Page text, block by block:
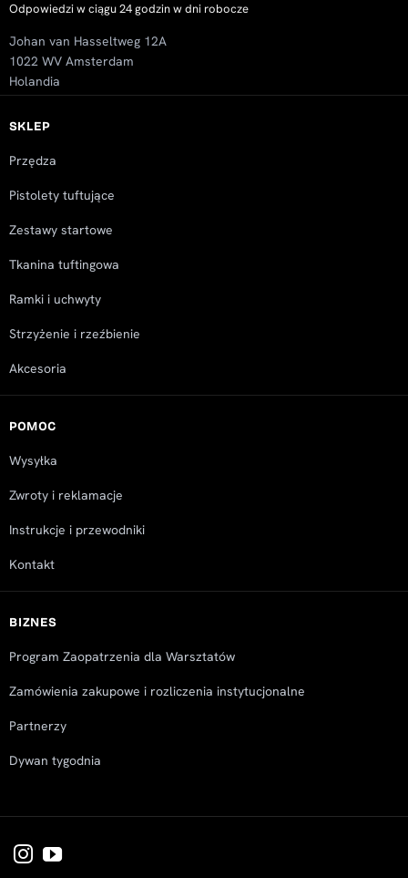
SKLEP
Przędza
Pistolety tuftujące
Zestawy startowe
Tkanina tuftingowa
Ramki i uchwyty
Strzyżenie i rzeźbienie
Akcesoria
POMOC
Wysyłka
Zwroty i reklamacje
Instrukcje i przewodniki
Kontakt
BIZNES
Program Zaopatrzenia dla Warsztatów
Zamówienia zakupowe i rozliczenia instytucjonalne
Partnerzy
Dywan tygodnia
Odpowiedzi w ciągu 24 godzin w dni robocze
Johan van Hasseltweg 12A
1022 WV Amsterdam
Holandia